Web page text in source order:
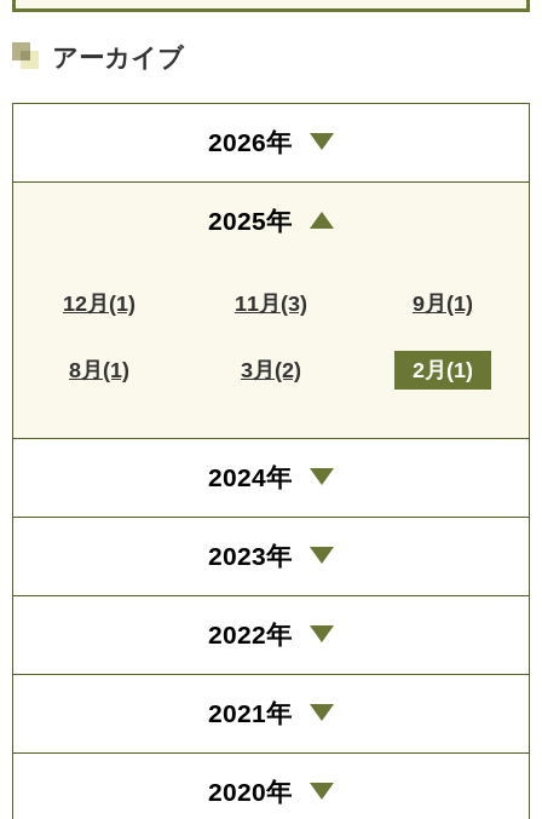
アーカイブ
2026年
2025年
12月(1) 11月(3) 9月(1)
8月(1) 3月(2) 2月(1)
2024年
2023年
2022年
2021年
2020年